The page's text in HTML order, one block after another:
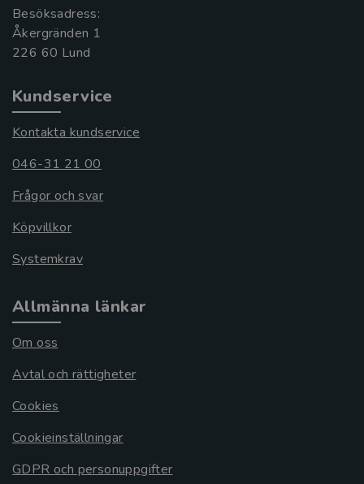
Besöksadress:
Åkergränden 1
Kundservice
Kontakta kundservice
046-31 21 00
Frågor och svar
Köpvillkor
Systemkrav
Allmänna länkar
Om oss
Avtal och rättigheter
Cookies
Cookieinställningar
GDPR och personuppgifter